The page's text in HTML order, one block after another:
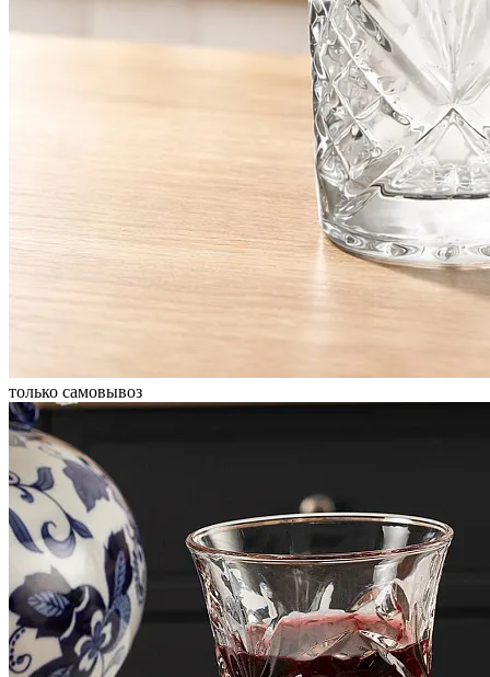
только самовывоз